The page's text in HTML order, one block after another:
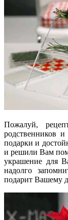
Пожалуй,
родственников
подарки и
и решили Вам
украшение для
надолго
подарит Вашему